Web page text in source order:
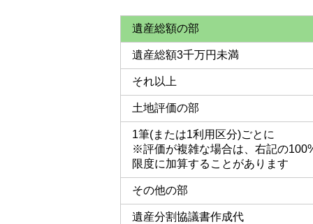
遺産総額の部
遺産総額3千万円未満
それ以上
土地評価の部
1筆(または1利用区分)ごとに
※評価が複雑な場合は、右記の
限度に加算することがあります
その他の部
遺産分割協議書作成代